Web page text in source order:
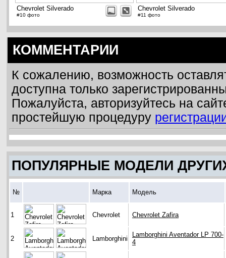
Chevrolet Silverado
#10 фото
Chevrolet Silverado
#11 фото
КОММЕНТАРИИ
К сожалению, возможность
доступна только
Пожалуйста, авторизуйтесь на
простейшую процедуру
ПОПУЛЯРНЫЕ МОДЕЛИ
№ Марка Модель
1 Chevrolet Chevrolet Zafira
2 Lamborghini
Lamborghini Aventador LP 700-
4